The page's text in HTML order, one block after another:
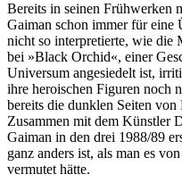
Bereits in seinen Frühwerken
Gaiman schon immer für eine
nicht so interpretierte, wie die
bei »Black Orchid«, einer
Universum angesiedelt ist,
ihre heroischen Figuren noch
bereits die dunklen Seiten
Zusammen mit dem Künstler
Gaiman in den drei 1988/89
ganz anders ist, als man es
vermutet hätte.